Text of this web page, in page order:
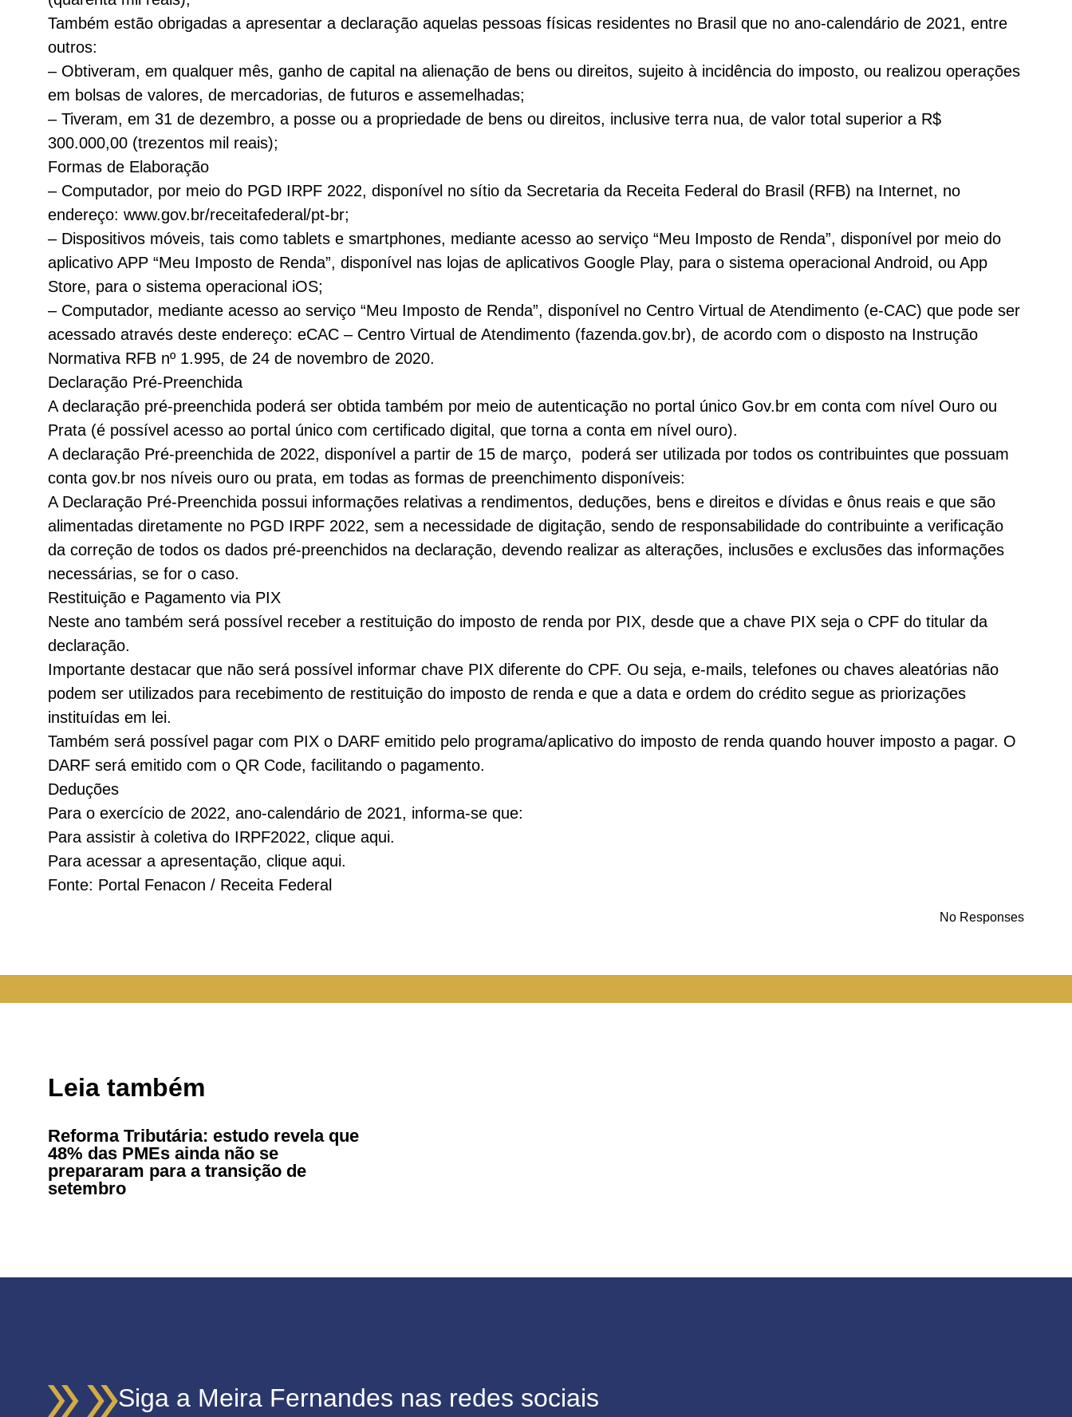
Também estão obrigadas a apresentar a declaração aquelas pessoas físicas residentes no Brasil que no ano-calendário de 2021, entre
outros:
– Obtiveram, em qualquer mês, ganho de capital na alienação de bens ou direitos, sujeito à incidência do imposto, ou realizou operações
em bolsas de valores, de mercadorias, de futuros e assemelhadas;
– Tiveram, em 31 de dezembro, a posse ou a propriedade de bens ou direitos, inclusive terra nua, de valor total superior a R$
300.000,00 (trezentos mil reais);
Formas de Elaboração
– Computador, por meio do PGD IRPF 2022, disponível no sítio da Secretaria da Receita Federal do Brasil (RFB) na Internet, no
endereço: www.gov.br/receitafederal/pt-br;
– Dispositivos móveis, tais como tablets e smartphones, mediante acesso ao serviço “Meu Imposto de Renda”, disponível por meio do
aplicativo APP “Meu Imposto de Renda”, disponível nas lojas de aplicativos Google Play, para o sistema operacional Android, ou App
Store, para o sistema operacional iOS;
– Computador, mediante acesso ao serviço “Meu Imposto de Renda”, disponível no Centro Virtual de Atendimento (e-CAC) que pode ser
acessado através deste endereço: eCAC – Centro Virtual de Atendimento (fazenda.gov.br), de acordo com o disposto na Instrução
Normativa RFB nº 1.995, de 24 de novembro de 2020.
Declaração Pré-Preenchida
A declaração pré-preenchida poderá ser obtida também por meio de autenticação no portal único Gov.br em conta com nível Ouro ou
Prata (é possível acesso ao portal único com certificado digital, que torna a conta em nível ouro).
A declaração Pré-preenchida de 2022, disponível a partir de 15 de março, poderá ser utilizada por todos os contribuintes que possuam
conta gov.br nos níveis ouro ou prata, em todas as formas de preenchimento disponíveis:
A Declaração Pré-Preenchida possui informações relativas a rendimentos, deduções, bens e direitos e dívidas e ônus reais e que são
alimentadas diretamente no PGD IRPF 2022, sem a necessidade de digitação, sendo de responsabilidade do contribuinte a verificação
da correção de todos os dados pré-preenchidos na declaração, devendo realizar as alterações, inclusões e exclusões das informações
necessárias, se for o caso.
Restituição e Pagamento via PIX
Neste ano também será possível receber a restituição do imposto de renda por PIX, desde que a chave PIX seja o CPF do titular da
declaração.
Importante destacar que não será possível informar chave PIX diferente do CPF. Ou seja, e-mails, telefones ou chaves aleatórias não
podem ser utilizados para recebimento de restituição do imposto de renda e que a data e ordem do crédito segue as priorizações ​
instituídas em lei.
Também será possível pagar com PIX o DARF emitido pelo programa/aplicativo do imposto de renda quando houver imposto a pagar. O
DARF será emitido com o QR Code, facilitando o pagamento.
Deduções
Para o exercício de 2022, ano-calendário de 2021, informa-se que:
Para assistir à coletiva do IRPF2022, clique aqui.
Para acessar a apresentação, clique aqui.
Fonte: Portal Fenacon / Receita Federal
No Responses
Leia também
Reforma Tributária: estudo revela que
48% das PMEs ainda não se
prepararam para a transição de
setembro
Siga a Meira Fernandes nas redes sociais